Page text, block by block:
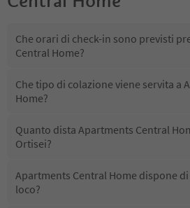
Che orari di check-in sono previsti
Central Home?
Che tipo di colazione viene servita a
Home?
Quanto dista Apartments Central
Ortisei?
Apartments Central Home dispone
loco?